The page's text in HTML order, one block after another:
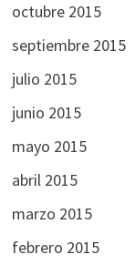
octubre 2015
septiembre 2015
julio 2015
junio 2015
mayo 2015
abril 2015
marzo 2015
febrero 2015